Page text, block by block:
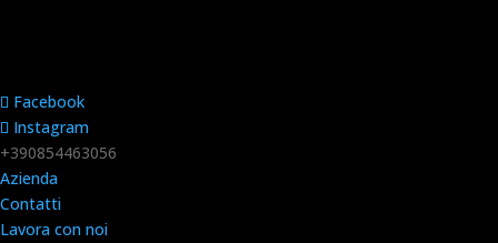
Facebook
Instagram
+390854463056
Azienda
Contatti
Lavora con noi